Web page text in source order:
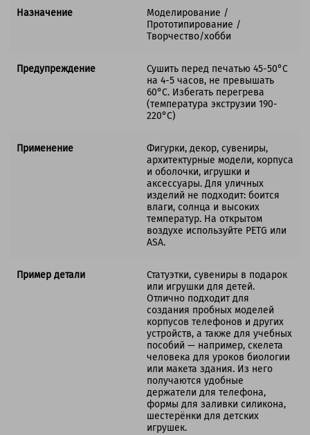
Назначение
Моделирование /
Прототипирование /
Творчество/хобби
Предупреждение
Сушить перед печатью 45-50°C
на 4-5 часов, не превышать
60°C. Избегать перегрева
(температура экструзии 190-
220°C)
Применение
Фигурки, декор, сувениры,
архитектурные модели, корпуса
и оболочки, игрушки и
аксессуары. Для уличных
изделий не подходит: боится
влаги, солнца и высоких
температур. На открытом
воздухе используйте PETG или
ASA.
Пример детали
Статуэтки, сувениры в подарок
или игрушки для детей.
Отлично подходит для
создания пробных моделей
корпусов телефонов и других
устройств, а также для учебных
пособий — например, скелета
человека для уроков биологии
или макета здания. Из него
получаются удобные
держатели для телефона,
формы для заливки силикона,
шестерёнки для детских
игрушек.